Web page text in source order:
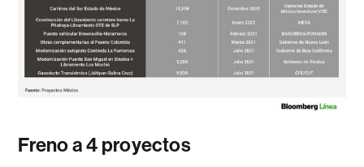
Freno a 4 proyectos